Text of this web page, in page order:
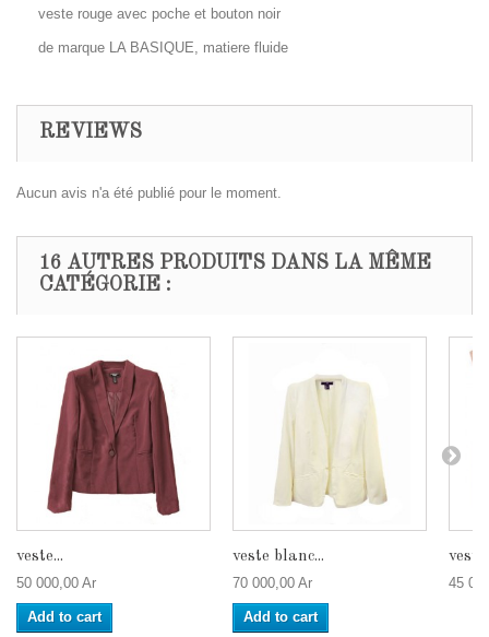
veste rouge avec poche et bouton noir
de marque LA BASIQUE, matiere fluide
REVIEWS
Aucun avis n'a été publié pour le moment.
16 AUTRES PRODUITS DANS LA MÊME
CATÉGORIE :
veste...
50 000,00 Ar
Add to cart
veste blanc...
70 000,00 Ar
Add to cart
45